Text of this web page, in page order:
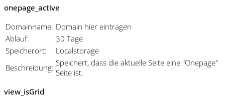
onepage_active
Domainname: Domain hier eintragen
Ablauf:
30 Tage
Speicherort:
Localstorage
Beschreibung: Speichert, dass die aktuelle Seite eine "Onepage"
Seite ist.
view_isGrid